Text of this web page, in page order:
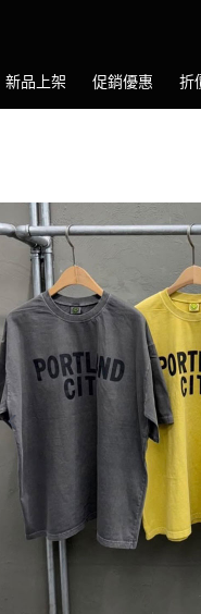
新品上架 促銷優惠 折